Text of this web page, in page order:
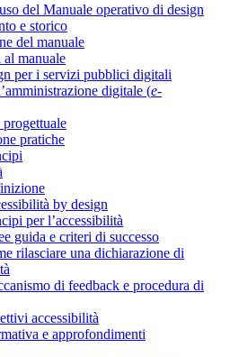
del Manuale operativo di design
e storico
del manuale
manuale
per i servizi pubblici digitali
digitale (e-
pratiche
by design
per l’accessibilità
guida e criteri di successo
rilasciare una dichiarazione di
di feedback e procedura di
accessibilità
e approfondimenti